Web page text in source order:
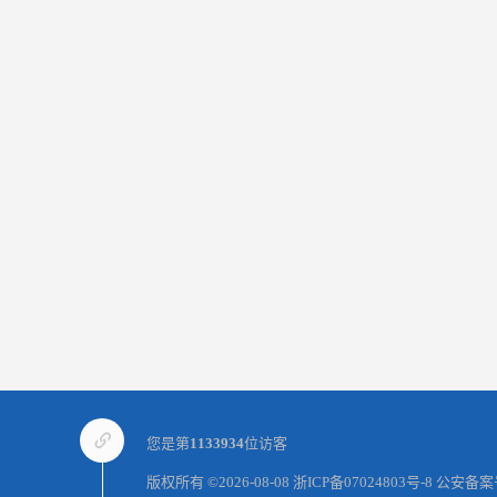
您是第1133934位访客
版权所有 ©2026-08-08 浙ICP备07024803号-8 公安备